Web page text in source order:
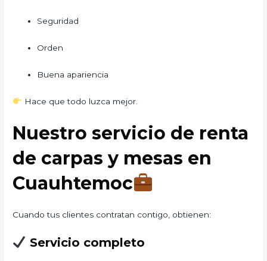
Seguridad
Orden
Buena apariencia
Hace que todo luzca mejor.
Nuestro servicio de renta
de carpas y mesas en
Cuauhtemoc
Cuando tus clientes contratan contigo, obtienen:
Servicio completo